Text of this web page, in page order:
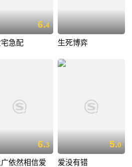
6.4
急配 生死博弈
6.3
依然相信爱
5.0
爱没有错